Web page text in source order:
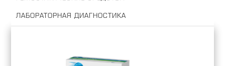
ЛАБОРАТОРНАЯ ДИАГНОСТИКА